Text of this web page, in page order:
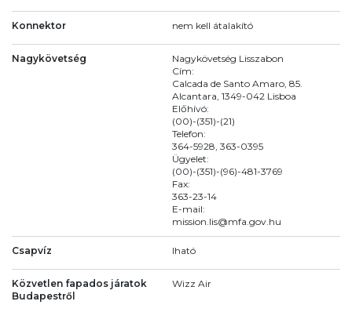
Konnektor nem kell átalakító
Nagykövetség
Nagykövetség Lisszabon
Cím:
Calcada de Santo Amaro, 85.
Alcantara, 1349-042 Lisboa
Előhívó:
(00)-(351)-(21)
Telefon:
364-5928, 363-0395
Ügyelet:
(00)-(351)-(96)-481-3769
Fax:
363-23-14
E-mail:
mission.lis@mfa.gov.hu
Csapvíz Iható
Közvetlen fapados járatok
Budapestről
Wizz Air